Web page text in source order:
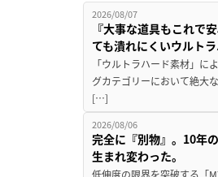
2026/08/07
『大事な道具もこれで
ても潰れにくいウルトラ
「ウルトラハード素材」に
グカテゴリーにおいて絶大
[…]
2026/08/06
完全に『別物』。10年
生まれ変わった。
低伸度の限界を突破する「